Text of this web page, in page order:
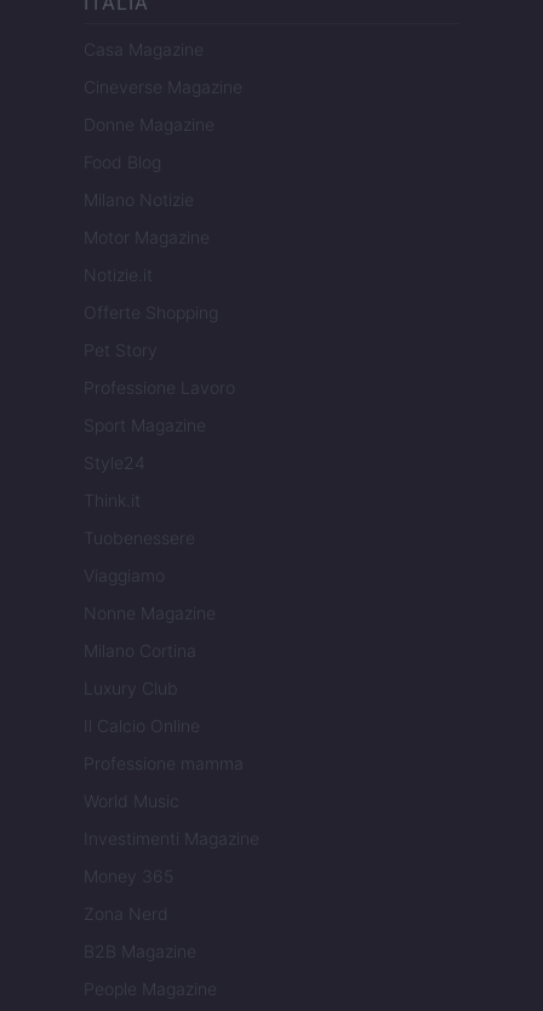
Casa Magazine
Cineverse Magazine
Donne Magazine
Food Blog
Milano Notizie
Motor Magazine
Notizie.it
Offerte Shopping
Pet Story
Professione Lavoro
Sport Magazine
Style24
Think.it
Tuobenessere
Viaggiamo
Nonne Magazine
Milano Cortina
Luxury Club
Il Calcio Online
Professione mamma
World Music
Investimenti Magazine
Money 365
Zona Nerd
B2B Magazine
People Magazine